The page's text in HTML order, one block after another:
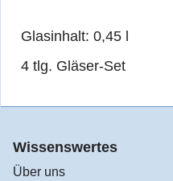
Glasinhalt: 0,45 l
4 tlg. Gläser-Set
Wissenswertes
Über uns